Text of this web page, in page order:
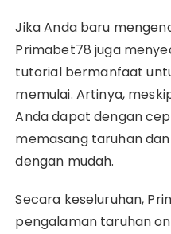
Jika Anda baru
Primabet78 juga
tutorial bermanfaat
memulai. Artinya,
Anda dapat dengan
memasang taruhan
dengan mudah.
Secara keseluruhan,
pengalaman taruhan